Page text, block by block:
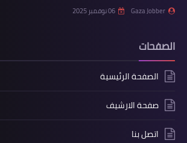
Gaza Jobber 06 نوفمبر 2025
الصفحات
الصفحة الرئيسية
صفحة الارشيف
اتصل بنا